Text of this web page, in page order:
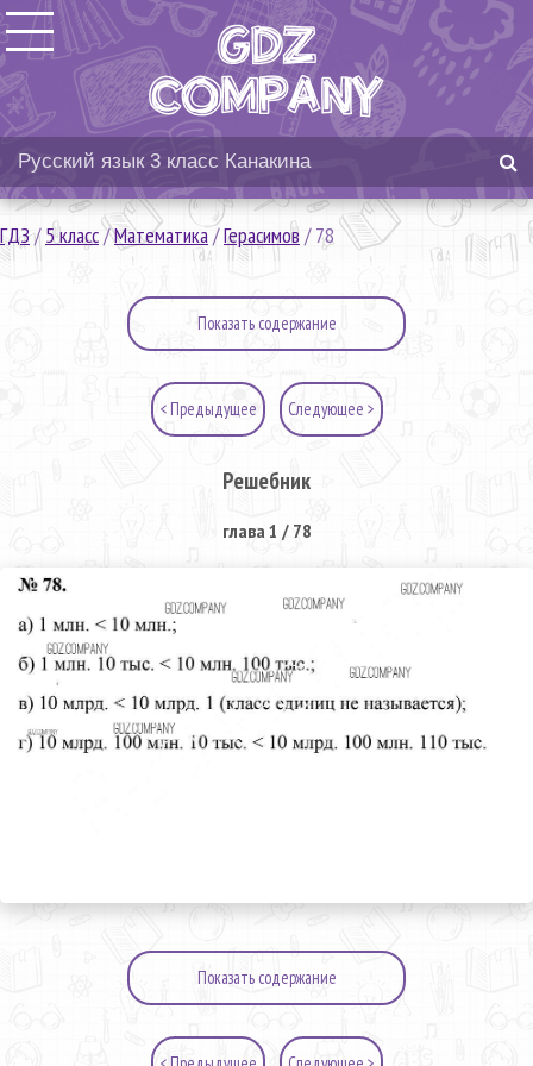
ГДЗ/5 класс/Математика/Герасимов/78
Показать содержание
< Предыдущее Следующее >
Решебник
глава 1 / 78
Показать содержание